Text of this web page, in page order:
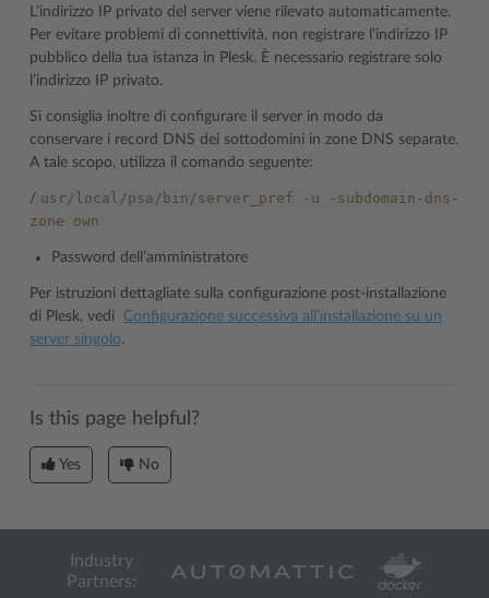
L’indirizzo IP privato del server viene rilevato automaticamente.
Per evitare problemi di connettività, non registrare l’indirizzo IP
pubblico della tua istanza in Plesk. È necessario registrare solo
l’indirizzo IP privato.
Si consiglia inoltre di configurare il server in modo da
conservare i record DNS dei sottodomini in zone DNS separate.
A tale scopo, utilizza il comando seguente:
/ usr/local/psa/bin/server_pref -u
-subdomain-dns-
zone
own
Password dell’amministratore
Per istruzioni dettagliate sulla configurazione post-installazione
di Plesk, vedi Configurazione successiva all’installazione su un
server singolo.
Is this page helpful?
Yes No
Industry
Partners: